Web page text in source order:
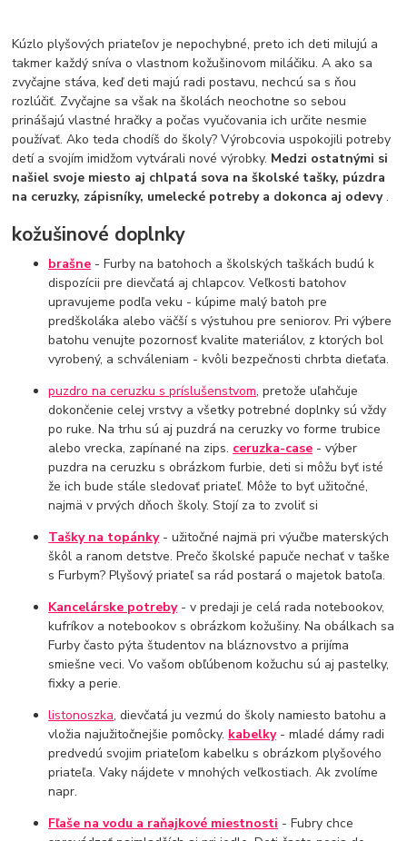
Kúzlo plyšových priateľov je nepochybné, preto ich deti milujú a
takmer každý sníva o vlastnom kožušinovom miláčiku. A ako sa
zvyčajne stáva, keď deti majú radi postavu, nechcú sa s ňou
rozlúčiť. Zvyčajne sa však na školách neochotne so sebou
prinášajú vlastné hračky a počas vyučovania ich určite nesmie
používať. Ako teda chodíš do školy? Výrobcovia uspokojili potreby
detí a svojím imidžom vytvárali nové výrobky. Medzi ostatnými si
našiel svoje miesto aj chlpatá sova na školské tašky, púzdra
na ceruzky, zápisníky, umelecké potreby a dokonca aj odevy.
kožušinové doplnky
brašne - Furby na batohoch a školských taškách budú k
dispozícii pre dievčatá aj chlapcov. Veľkosti batohov
upravujeme podľa veku - kúpime malý batoh pre
predškoláka alebo väčší s výstuhou pre seniorov. Pri výbere
batohu venujte pozornosť kvalite materiálov, z ktorých bol
vyrobený, a schváleniam - kvôli bezpečnosti chrbta dieťaťa.
puzdro na ceruzku s príslušenstvom, pretože uľahčuje
dokončenie celej vrstvy a všetky potrebné doplnky sú vždy
po ruke. Na trhu sú aj puzdrá na ceruzky vo forme trubice
alebo vrecka, zapínané na zips. ceruzka-case - výber
puzdra na ceruzku s obrázkom furbie, deti si môžu byť isté
že ich bude stále sledovať priateľ. Môže to byť užitočné,
najmä v prvých dňoch školy. Stojí za to zvoliť si
Tašky na topánky- užitočné najmä pri výučbe materských
škôl a ranom detstve. Prečo školské papuče nechať v taške
s Furbym? Plyšový priateľ sa rád postará o majetok batoľa.
Kancelárske potreby- v predaji je celá rada notebookov,
kufríkov a notebookov s obrázkom kožušiny. Na obálkach sa
Furby často pýta študentov na bláznovstvo a prijíma
smiešne veci. Vo vašom obľúbenom kožuchu sú aj pastelky,
fixky a perie.
listonoszka, dievčatá ju vezmú do školy namiesto batohu a
vložia najužitočnejšie pomôcky. kabelky- mladé dámy radi
predvedú svojim priateľom kabelku s obrázkom plyšového
priateľa. Vaky nájdete v mnohých veľkostiach. Ak zvolíme
napr.
Fľaše na vodu a raňajkové miestnosti - Fubry chce